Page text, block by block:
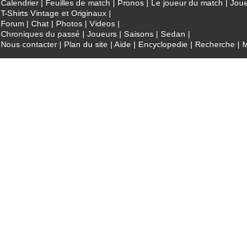
Calendrier| Feuilles de match Pronos Le joueur du match
T-Shirts Vintage et Originaux |
Forum | Chat | Photos | Videos |
Chroniques du passé | Joueurs | Saisons | Sedan |
Nous contacter| Plan du site | Aide | Encyclopedie | Recherche |